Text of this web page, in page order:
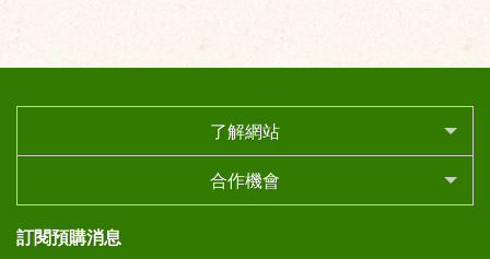
了解網站
合作機會
訂閱預購消息